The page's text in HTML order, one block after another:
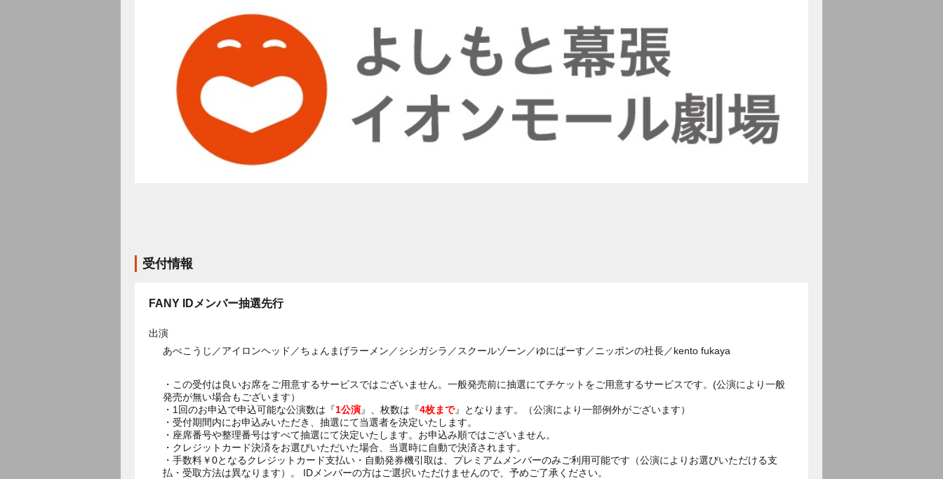
受付情報
FANY IDメンバー抽選先行
出演
あべこうじ／アイロンヘッド／ちょんまげラーメン／シシガシラ／スクールゾーン／ゆにばーす／ニッポンの社長／kento fukaya
・この受付は良いお席をご用意するサービスではございません。一般発売前に抽選にてチケットをご用意するサービスです。(公演により一般
発売が無い場合もございます）
・1回のお申込で申込可能な公演数は『1公演』、枚数は『4枚まで』となります。（公演により一部例外がございます）
・受付期間内にお申込みいただき、抽選にて当選者を決定いたします。
・座席番号や整理番号はすべて抽選にて決定いたします。お申込み順ではございません。
・クレジットカード決済をお選びいただいた場合、当選時に自動で決済されます。
・手数料￥0となるクレジットカード支払い・自動発券機引取は、プレミアムメンバーのみご利用可能です（公演によりお選びいただける支
払・受取方法は異なります）。 IDメンバーの方はご選択いただけませんので、予めご了承ください。